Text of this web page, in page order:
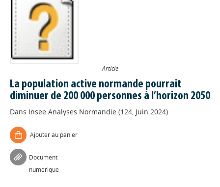
Article
La population active normande pourrait
diminuer de 200 000 personnes à l’horizon 2050
Dans Insee Analyses Normandie (124, Juin 2024)
Ajouter au panier
Document
numérique